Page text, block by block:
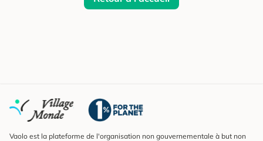
Vaolo est la plateforme de l'organisation non gouvernementale à but non